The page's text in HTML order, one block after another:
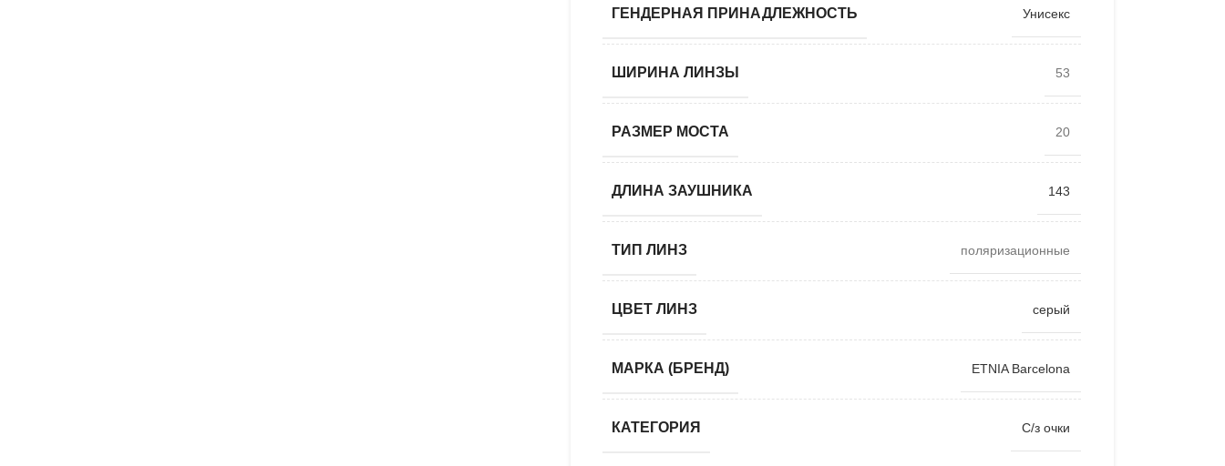
ГЕНДЕРНАЯ ПРИНАДЛЕЖНОСТЬ Унисекс
ШИРИНА ЛИНЗЫ 53
РАЗМЕР МОСТА 20
ДЛИНА ЗАУШНИКА 143
ТИП ЛИНЗ поляризационные
ЦВЕТ ЛИНЗ серый
МАРКА (БРЕНД) ETNIA Barcelona
КАТЕГОРИЯ С/з очки